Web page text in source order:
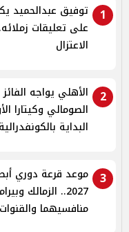
1
توفيق عبدالحميد
على تعليقات
الاعتزال
2
الأهلي يواجه
الصومالي وكيتارا
البداية بالكونفدرالية
3
2027.. الزمالك
منافسيهما والقنوات